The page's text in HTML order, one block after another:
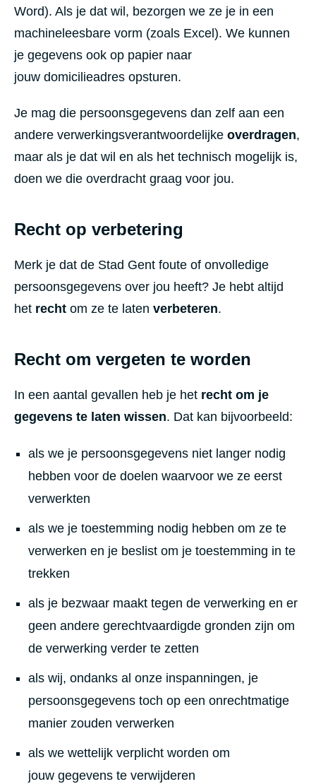
Word). Als je dat wil, bezorgen we ze je in een
machineleesbare vorm (zoals Excel). We kunnen
je gegevens ook op papier naar
jouw domicilieadres opsturen.
Je mag die persoonsgegevens dan zelf aan een
andere verwerkingsverantwoordelijke overdragen,
maar als je dat wil en als het technisch mogelijk is,
doen we die overdracht graag voor jou.
Recht op verbetering
Merk je dat de Stad Gent foute of onvolledige
persoonsgegevens over jou heeft? Je hebt altijd
het recht om ze te laten verbeteren.
Recht om vergeten te worden
In een aantal gevallen heb je het recht om je
gegevens te laten wissen. Dat kan bijvoorbeeld:
als we je persoonsgegevens niet langer nodig
hebben voor de doelen waarvoor we ze eerst
verwerkten
als we je toestemming nodig hebben om ze te
verwerken en je beslist om je toestemming in te
trekken
als je bezwaar maakt tegen de verwerking en er
geen andere gerechtvaardigde gronden zijn om
de verwerking verder te zetten
als wij, ondanks al onze inspanningen, je
persoonsgegevens toch op een onrechtmatige
manier zouden verwerken
als we wettelijk verplicht worden om
jouw gegevens te verwijderen